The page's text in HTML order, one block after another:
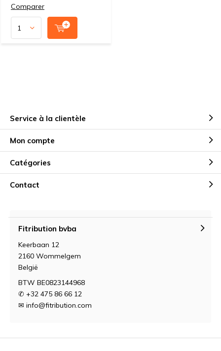
Comparer
Service à la clientèle
Mon compte
Catégories
Contact
Fitribution bvba
Keerbaan 12
2160 Wommelgem
België
BTW BE0823144968
✆ +32 475 86 66 12
✉ info@fitribution.com